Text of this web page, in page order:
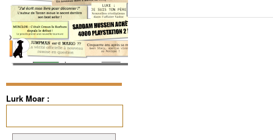
Lurk Moar :